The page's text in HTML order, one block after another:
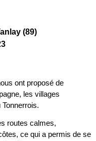
(89)
ont proposé de
les villages
routes calmes,
ce qui a permis de se